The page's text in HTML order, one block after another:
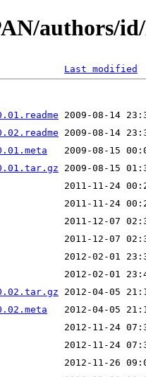
authors/
Last modified